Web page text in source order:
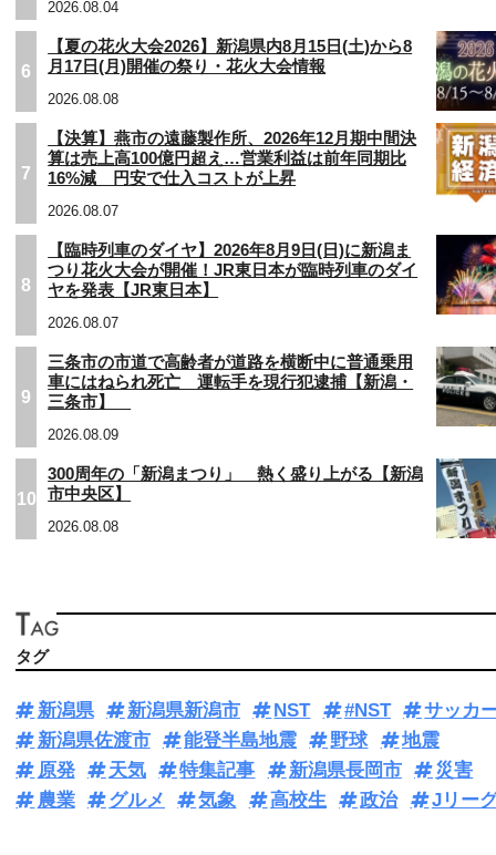
2026.08.04
6
【夏の花火大会2026】新潟県内8月15日(土)から8
月17日(月)開催の祭り・花火大会情報
2026.08.08
7
【決算】燕市の遠藤製作所、2026年12月期中間決
算は売上高100億円超え…営業利益は前年同期比
16%減 円安で仕入コストが上昇
2026.08.07
8
【臨時列車のダイヤ】2026年8月9日(日)に新潟ま
つり花火大会が開催！JR東日本が臨時列車のダイ
ヤを発表【JR東日本】
2026.08.07
9
三条市の市道で高齢者が道路を横断中に普通乗用
車にはねられ死亡 運転手を現行犯逮捕【新潟・
三条市】
2026.08.09
10
300周年の「新潟まつり」 熱く盛り上がる【新潟
市中央区】
2026.08.08
タグ
新潟県 新潟県新潟市 NST #NST
サッカ
新潟県佐渡市
能登半島地震 野球
地震
原発
天気 特集記事 新潟県長岡市
災害
農業
グルメ 気象 高校生 政治 Jリー